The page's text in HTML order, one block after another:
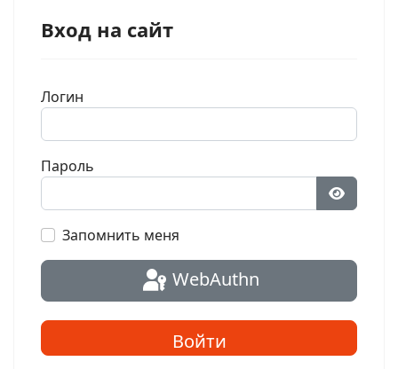
Вход на сайт
Логин
Пароль
Запомнить меня
WebAuthn
Войти